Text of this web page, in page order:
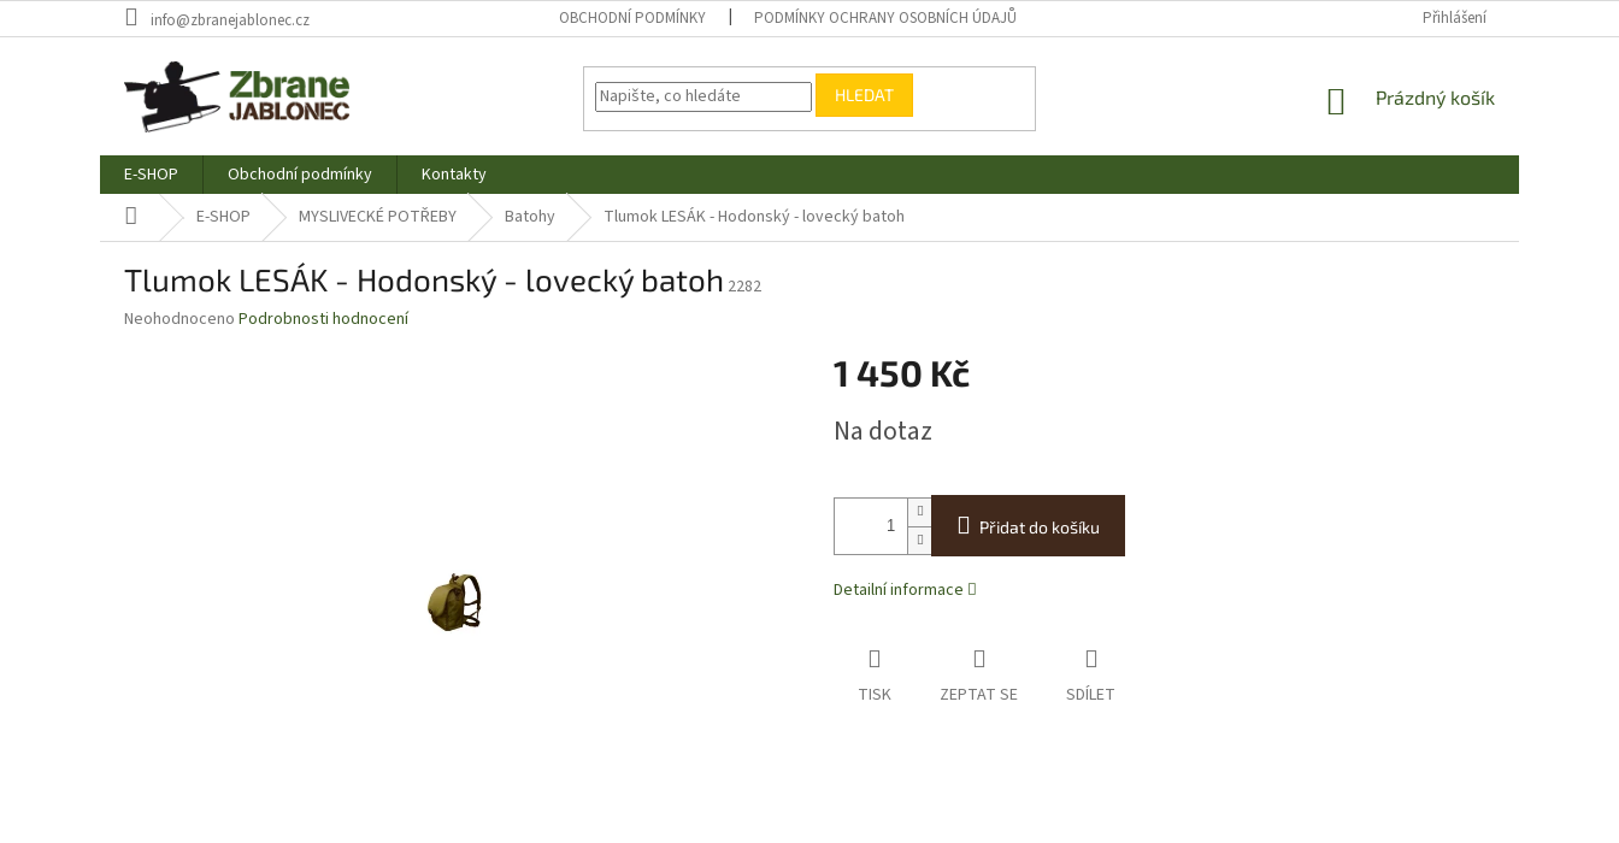
na
info@zbranejablonec.cz OBCHODNÍ PODMÍNKY PODMÍNKY OCHRANY OSOBNÍCH ÚDAJŮ Přihlášení
HLEDAT
NÁKUPNÍ
Prázdný košík
E-SHOP Obchodní podmínky
Kontakty
Domů E-SHOP MYSLIVECKÉ POTŘEBY Batohy Tlumok LESÁK - Hodonský - lovecký batoh
Tlumok LESÁK - Hodonský - lovecký batoh 2282
Průměrné
Neohodnoceno Podrobnosti hodnocení
1 450 Kč
cena:
Na dotaz
Přidat do košíku
Detailní informace
TISK ZEPTAT SE SDÍLET